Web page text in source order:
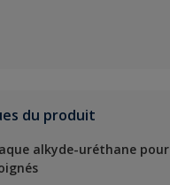
du produit
alkyde-uréthane pour